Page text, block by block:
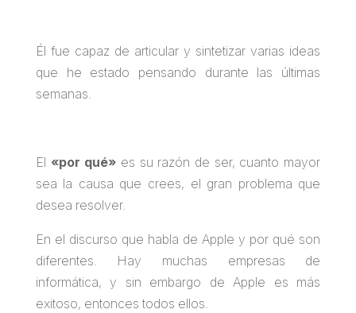
Él fue capaz de articular y sintetizar varias ideas
que he estado pensando durante las últimas
semanas.
El «por qué» es su razón de ser, cuanto mayor
sea la causa que crees, el gran problema que
desea resolver.
En el discurso que habla de Apple y por qué son
diferentes. Hay muchas empresas de
informática, y sin embargo de Apple es más
exitoso, entonces todos ellos.